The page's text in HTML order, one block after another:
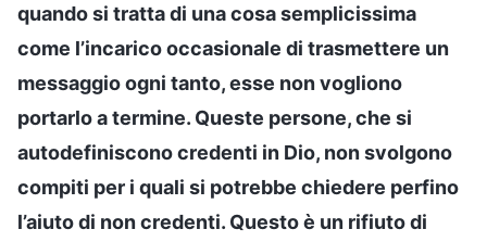
quando si tratta di una cosa semplicissima
come l’incarico occasionale di trasmettere un
messaggio ogni tanto, esse non vogliono
portarlo a termine. Queste persone, che si
autodefiniscono credenti in Dio, non svolgono
compiti per i quali si potrebbe chiedere perfino
l’aiuto di non credenti. Questo è un rifiuto di